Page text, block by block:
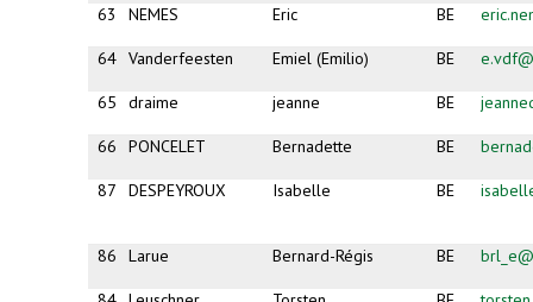
63 NEMES Eric BE
64 Vanderfeesten Emiel (Emilio) BE
65 draime jeanne BE
66 PONCELET Bernadette BE
87 DESPEYROUX Isabelle BE
86 Larue Bernard-Régis BE